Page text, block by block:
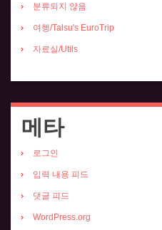
분류되지 않음
여행/Talsu's EuroTrip
자료실/Utils
메타
로그인
입력 내용 피드
댓글 피드
WordPress.org